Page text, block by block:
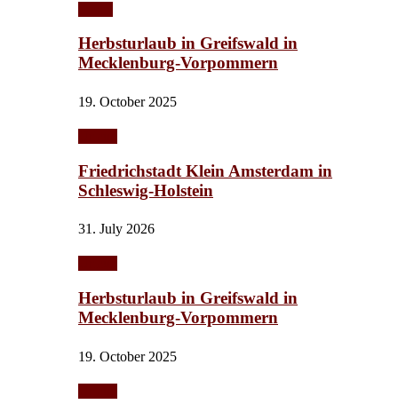
Herbsturlaub in Greifswald in
Mecklenburg-Vorpommern
19. October 2025
Friedrichstadt Klein Amsterdam in
Schleswig-Holstein
31. July 2026
Herbsturlaub in Greifswald in
Mecklenburg-Vorpommern
19. October 2025